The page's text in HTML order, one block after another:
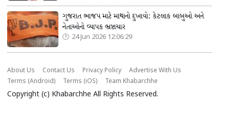
ગુજરાત ભાજપ માટે માથાનો દુખાવો: કેટલાક બાબુઓ અને
નેતાઓનો વ્યાપક ભ્રષ્ટાચાર
24 Jun 2026 12:06:29
About Us Contact Us Privacy Policy
Advertise With Us
Terms (Android)
Terms (iOS) Team Khabarchhe
Copyright (c) Khabarchhe All Rights Reserved.